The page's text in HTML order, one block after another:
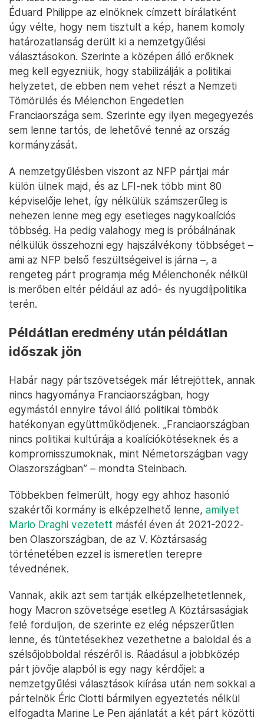
Éduard Philippe az elnöknek címzett bírálatként
úgy vélte, hogy nem tisztult a kép, hanem komoly
határozatlanság derült ki a nemzetgyűlési
választásokon. Szerinte a középen álló erőknek
meg kell egyezniük, hogy stabilizálják a politikai
helyzetet, de ebben nem vehet részt a Nemzeti
Tömörülés és Mélenchon Engedetlen
Franciaországa sem. Szerinte egy ilyen megegyezés
sem lenne tartós, de lehetővé tenné az ország
kormányzását.
A nemzetgyűlésben viszont az NFP pártjai már
külön ülnek majd, és az LFI-nek több mint 80
képviselője lehet, így nélkülük számszerűleg is
nehezen lenne meg egy esetleges nagykoalíciós
többség. Ha pedig valahogy meg is próbálnának
nélkülük összehozni egy hajszálvékony többséget –
ami az NFP belső feszültségeivel is járna –, a
rengeteg párt programja még Mélenchonék nélkül
is merőben eltér például az adó- és nyugdíjpolitika
terén.
Példátlan eredmény után példátlan
időszak jön
Habár nagy pártszövetségek már létrejöttek, annak
nincs hagyománya Franciaországban, hogy
egymástól ennyire távol álló politikai tömbök
hatékonyan együttműködjenek. „Franciaországban
nincs politikai kultúrája a koalíciókötéseknek és a
kompromisszumoknak, mint Németországban vagy
Olaszországban” – mondta Steinbach.
Többekben felmerült, hogy egy ahhoz hasonló
szakértői kormány is elképzelhető lenne, amilyet
Mario Draghi vezetett másfél éven át 2021-2022-
ben Olaszországban, de az V. Köztársaság
történetében ezzel is ismeretlen terepre
tévednének.
Vannak, akik azt sem tartják elképzelhetetlennek,
hogy Macron szövetsége esetleg A Köztársaságiak
felé forduljon, de szerinte ez elég népszerűtlen
lenne, és tüntetésekhez vezethetne a baloldal és a
szélsőjobboldal részéről is. Ráadásul a jobbközép
párt jövője alapból is egy nagy kérdőjel: a
nemzetgyűlési választások kiírása után nem sokkal a
pártelnök Éric Ciotti bármilyen egyeztetés nélkül
elfogadta Marine Le Pen ajánlatát a két párt közötti